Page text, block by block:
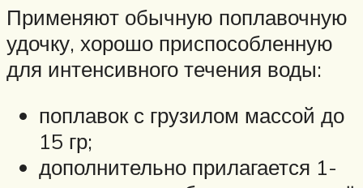
Применяют обычную поплавочную
удочку, хорошо приспособленную
для интенсивного течения воды:
поплавок с грузилом массой до
15 гр;
дополнительно прилагается 1-